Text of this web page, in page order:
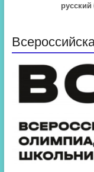
русский